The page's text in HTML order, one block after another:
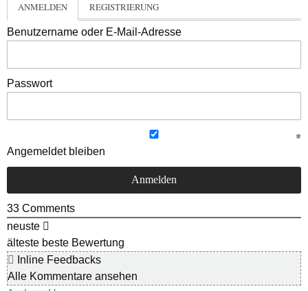
ANMELDEN REGISTRIERUNG
Benutzername oder E-Mail-Adresse
Passwort
Angemeldet bleiben
33 Comments
neuste
älteste beste Bewertung
Inline Feedbacks
Alle Kommentare ansehen